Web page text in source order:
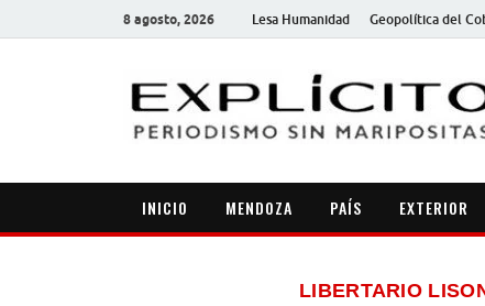
8 agosto, 2026 Lesa Humanidad Geopolítica del
INICIO MENDOZA PAÍS EXTERIOR
LIBERTARIO